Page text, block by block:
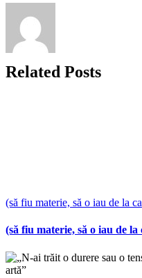
Related Posts
(să fiu materie, să o iau de la
(să fiu materie, să o iau de la